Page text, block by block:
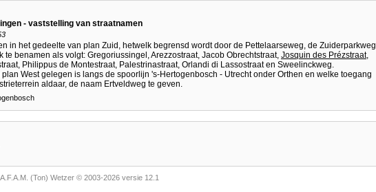
- vaststelling van straatnamen
in het gedeelte van plan Zuid, hetwelk begrensd wordt door de Pettelaarseweg, de Zuiderparkweg
te benamen als volgt: Gregoriussingel, Arezzostraat, Jacob Obrechtstraat, Josquin des Prézstraat,
Philippus de Montestraat, Palestrinastraat, Orlandi di Lassostraat en Sweelinckweg.
West gelegen is langs de spoorlijn 's-Hertogenbosch - Utrecht onder Orthen en welke toegang
aldaar, de naam Ertveldweg te geven.
A.F.A.M. (Ton) Wetzer © 2003-2026 versie 12.1